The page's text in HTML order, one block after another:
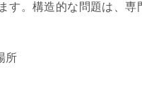
す。構造的な問題は、専
所